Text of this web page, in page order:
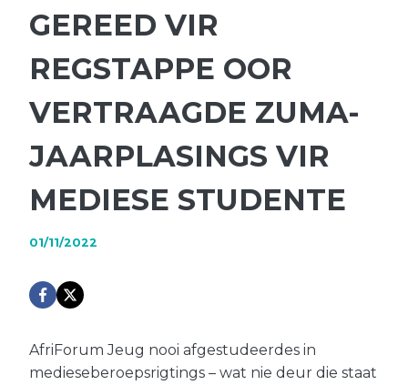
GEREED VIR
REGSTAPPE OOR
VERTRAAGDE ZUMA-
JAARPLASINGS VIR
MEDIESE STUDENTE
01/11/2022
AfriForum Jeug nooi afgestudeerdes in
medieseberoepsrigtings – wat nie deur die staat